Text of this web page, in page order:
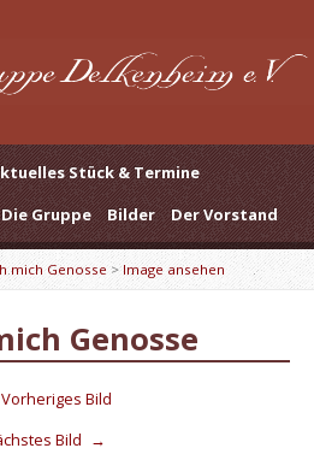
Stück & Termine
Die Gruppe Bilder Der Vorstand
mich Genosse>Image ansehen
Genosse
Vorheriges Bild
Bild →